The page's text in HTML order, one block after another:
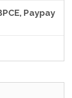
Paypay